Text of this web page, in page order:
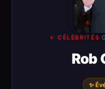
← CÉLÉBRITÉS·
Rob
✨